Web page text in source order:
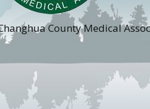
County Medical